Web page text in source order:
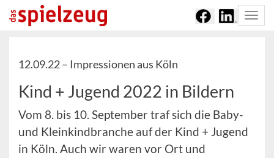
12.09.22 – Impressionen aus Köln
Kind + Jugend 2022 in Bildern
Vom 8. bis 10. September traf sich die Baby-
und Kleinkindbranche auf der Kind + Jugend
in Köln. Auch wir waren vor Ort und